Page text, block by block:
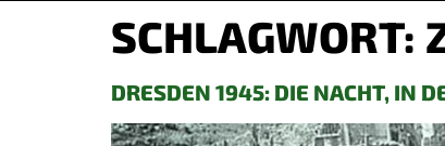
SCHLAGWORT:
DRESDEN 1945: DIE NACHT, IN